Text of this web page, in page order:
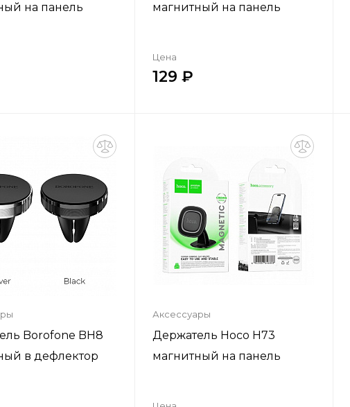
на панель
магнитный на панель
Цена
129
Добавить в корзину
Borofone BH8
в дефлектор
Аксессуары
Держатель Hoco H73
магнитный на панель